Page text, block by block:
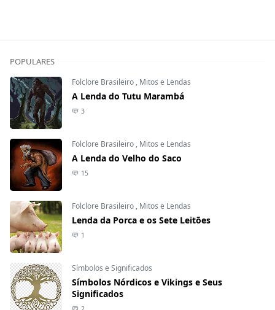
POPULARES
Folclore Brasileiro , Mitos e Lendas
A Lenda do Tutu Marambá
3
Folclore Brasileiro , Mitos e Lendas
A Lenda do Velho do Saco
15
Folclore Brasileiro , Mitos e Lendas
Lenda da Porca e os Sete Leitões
1
Símbolos e Significados
Símbolos Nórdicos e Vikings e Seus
Significados